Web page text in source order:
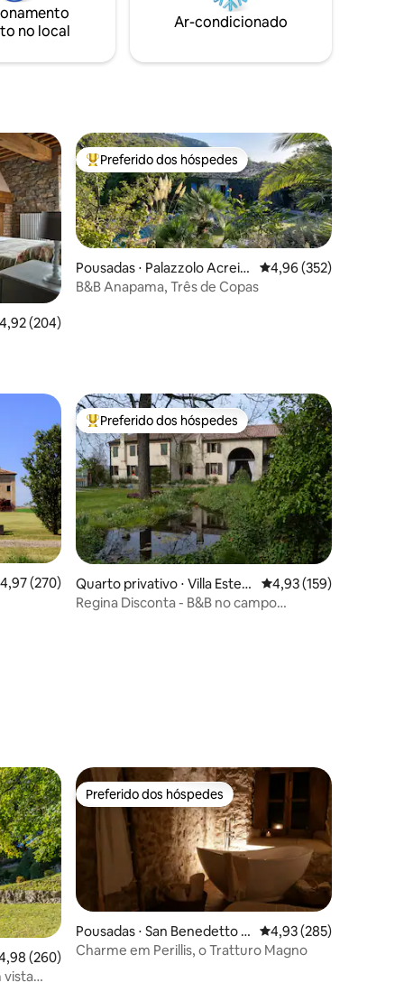
de
carro
gentilmente preparado pela Mamma
no local
Ar-condicionado
de uma avaliação média de 5, 204 avaliações
4,92 (204)
Entre os melhores preferidos dos hóspedes
Preferido dos hóspedes
Pousadas ⋅ Palazzolo Acreid
e
4,96 de uma avaliação
4,96 (352)
B&B Anapama, Três de Copas
hóspedes
de uma avaliação média de 5, 270 avaliações
4,97 (270)
Entre os melhores preferidos dos hóspedes
Preferido dos hóspedes
Quarto privativo ⋅ Villa Esten
se
4,93 de uma avaliação
4,93 (159)
Regina Disconta - B&B no campo
hóspedes
de uma avaliação média de 5, 260 avaliações
(260)
vista
Preferido dos hóspedes
Preferido dos hóspedes
Pousadas ⋅ San Benedetto In
Perillis
4,93 de uma avaliação
4,93 (285)
Charme em Perillis, o Tratturo Magno